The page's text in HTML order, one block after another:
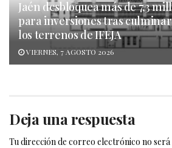
Jaén desbloquea más de 7,3
para inversiones tras
los terrenos de IFEJA
VIERNES, 7 AGOSTO 2026
Deja una respuesta
Tu dirección de correo electrónico no será